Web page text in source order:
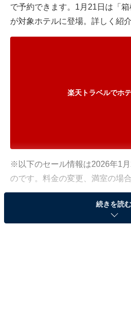
で予約できます。1月21日は「
が対象ホテルに登場。詳しく紹
楽天トラベルでホ
※以下のセール情報は2026年1
のです。料金の変更、満室の場
※本記事で紹介している商品の購入やサー
オールアバウトに還元されることがあります
続きを読む